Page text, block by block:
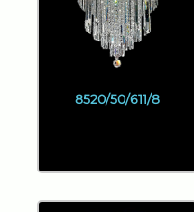
8520/50/611/8